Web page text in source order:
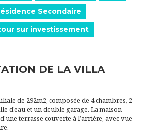
Secondaire
sur investissement
DE LA VILLA
de 292m2, composée de 4 chambres, 2
d’eau et un double garage. La maison
terrasse couverte à l’arrière, avec vue